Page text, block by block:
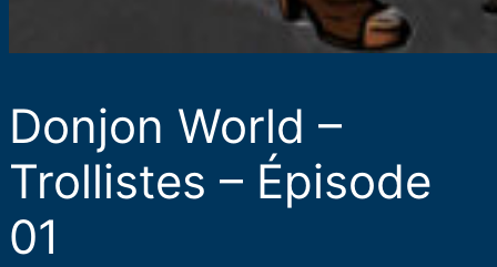
Donjon World –
Trollistes – Épisode
01